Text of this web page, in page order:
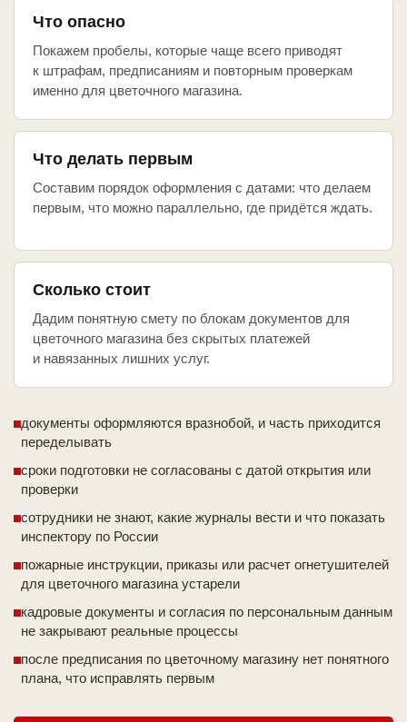
Что опасно
Покажем пробелы, которые чаще всего приводят
к штрафам, предписаниям и повторным проверкам
именно для цветочного магазина.
Что делать первым
Составим порядок оформления с датами: что делаем
первым, что можно параллельно, где придётся ждать.
Сколько стоит
Дадим понятную смету по блокам документов для
цветочного магазина без скрытых платежей
и навязанных лишних услуг.
документы оформляются вразнобой, и часть приходится
переделывать
сроки подготовки не согласованы с датой открытия или
проверки
сотрудники не знают, какие журналы вести и что показать
инспектору по России
пожарные инструкции, приказы или расчет огнетушителей
для цветочного магазина устарели
кадровые документы и согласия по персональным данным
не закрывают реальные процессы
после предписания по цветочному магазину нет понятного
плана, что исправлять первым